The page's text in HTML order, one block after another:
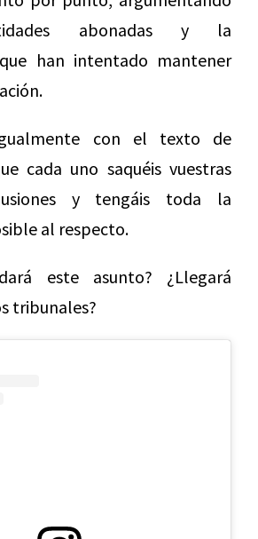
abonadas y la
han intentado mantener
con el texto de
cada uno saquéis vuestras
y tengáis toda la
al respecto.
este asunto? ¿Llegará
tribunales?